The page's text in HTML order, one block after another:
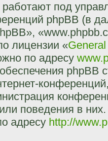
под
phpBB (в
лицензии «
по адресу
phpBB
поведения в
адресу http://